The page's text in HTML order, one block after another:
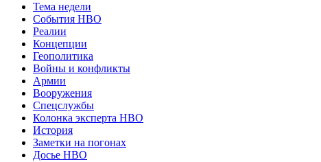
Тема недели
События НВО
Реалии
Концепции
Геополитика
Войны и конфликты
Армии
Вооружения
Спецслужбы
Колонка эксперта НВО
История
Заметки на погонах
Досье НВО